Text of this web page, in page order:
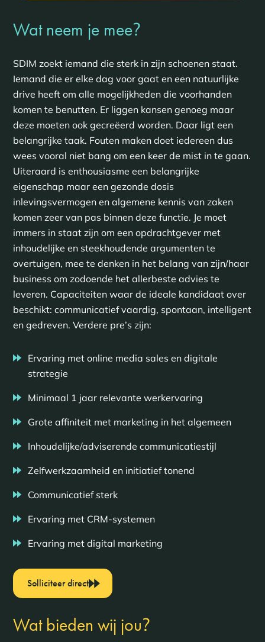
Wat neem je mee?
SDIM zoekt iemand die sterk in zijn schoenen staat.
Iemand die er elke dag voor gaat en een natuurlijke
drive heeft om alle mogelijkheden die voorhanden
komen te benutten. Er liggen kansen genoeg maar
deze moeten ook gecreëerd worden. Daar ligt een
belangrijke taak. Fouten maken doet iedereen dus
wees vooral niet bang om een keer de mist in te gaan.
Uiteraard is enthousiasme een belangrijke
eigenschap maar een gezonde dosis
inlevingsvermogen en algemene kennis van zaken
komen zeer van pas binnen deze functie. Je moet
immers in staat zijn om een opdrachtgever met
inhoudelijke en steekhoudende argumenten te
overtuigen, mee te denken in het belang van zijn/haar
business om zodoende het allerbeste advies te
leveren. Capaciteiten waar de ideale kandidaat over
beschikt: communicatief vaardig, spontaan, intelligent
en gedreven. Verdere pre’s zijn:
Ervaring met online media sales en digitale
strategie
Minimaal 1 jaar relevante werkervaring
Grote affiniteit met marketing in het algemeen
Inhoudelijke/adviserende communicatiestijl
Zelfwerkzaamheid en initiatief tonend
Communicatief sterk
Ervaring met CRM-systemen
Ervaring met digital marketing
Solliciteer direct
Wat bieden wij jou?